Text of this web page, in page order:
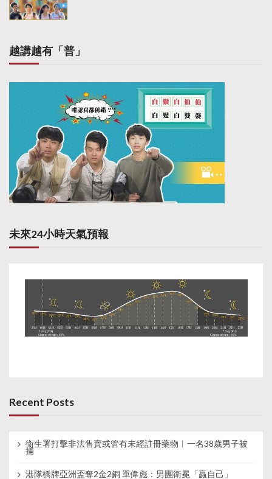
越講越有「普」
未來24小時天氣預報
Recent Posts
衞生署打擊非法售賣或管有未經註冊藥物︱一名38歲男子被
捕
港隊橋牌亞洲盃奪2金2銅 單偉彪：男團衛冕「贏自己」